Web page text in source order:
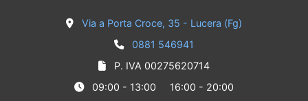
Via a Porta Croce, 35 - Lucera (Fg)
0881 546941
P. IVA 00275620714
09:00 - 13:00
16:00 - 20:00